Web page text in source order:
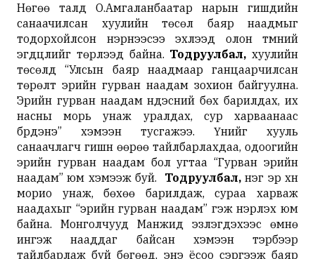
Нөгөө талд О.Амгаланбаатар нарын гишүүдийн
санаачилсан хуулийн төсөл баяр наадмыг
тодорхойлсон нэрнээсээ эхлээд олон түмний
эгдүүцлийг төрүүлээд байна. Тодруулбал, хуулийн
төсөлд “Улсын баяр наадмаар ганцаарчилсан
төрөлт эрийн гурван наадам зохион байгуулна.
Эрийн гурван наадам үндэсний бөх барилдах, их
насны морь унаж уралдах, сур харваанаас
бүрдэнэ” хэмээн тусгажээ. Үүнийг хууль
санаачлагч гишүүн өөрөө тайлбарлахдаа, одоогийн
эрийн гурван наадам бол угтаа “Гурван эрийн
наадам” юм хэмээж буй.
Тодруулбал,нэг эр хүн
морио унаж, бөхөө барилдаж, сураа харваж
наадахыг “эрийн гурван наадам” гэж нэрлэх юм
байна. Монголчууд Манжид эзлэгдэхээс өмнө
ингэж нааддаг байсан хэмээн тэрбээр
тайлбарлаж буй бөгөөд, энэ ёсоо сэргээж баяр